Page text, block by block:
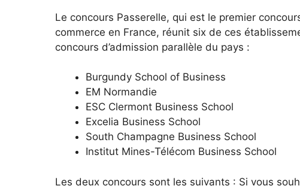
Le concours Passerelle, qui est le premier
commerce en France, réunit six de ces
concours d’admission parallèle du pays :
Burgundy School of Business
EM Normandie
ESC Clermont Business School
Excelia Business School
South Champagne Business School
Institut Mines-Télécom Business School
Les deux concours sont les suivants : Si vous